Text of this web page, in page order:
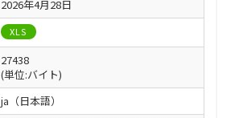
2026年4月28日
XLS
27438
(単位:バイト)
ja（日本語）